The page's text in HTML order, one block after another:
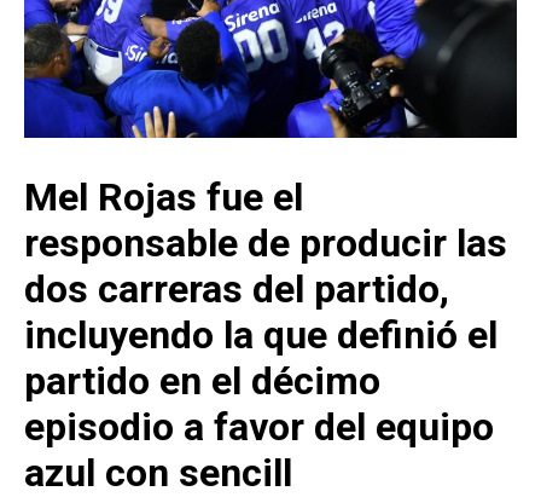
Mel Rojas fue el
responsable de producir las
dos carreras del partido,
incluyendo la que definió el
partido en el décimo
episodio a favor del equipo
azul con sencill